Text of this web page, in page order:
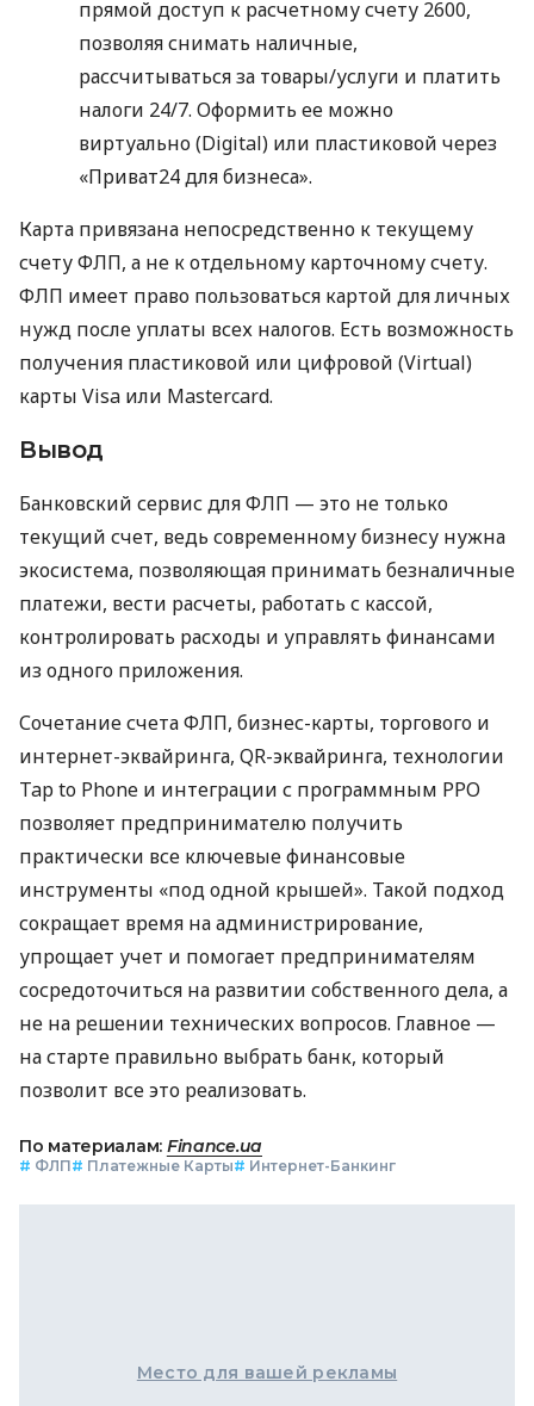
прямой доступ к расчетному счету 2600,
позволяя снимать наличные,
рассчитываться за товары/услуги и платить
налоги 24/7. Оформить ее можно
виртуально (Digital) или пластиковой через
«Приват24 для бизнеса».
Карта привязана непосредственно к текущему
счету ФЛП, а не к отдельному карточному счету.
ФЛП имеет право пользоваться картой для личных
нужд после уплаты всех налогов. Есть возможность
получения пластиковой или цифровой (Virtual)
карты Visa или Mastercard.
Вывод
Банковский сервис для ФЛП — это не только
текущий счет, ведь современному бизнесу нужна
экосистема, позволяющая принимать безналичные
платежи, вести расчеты, работать с кассой,
контролировать расходы и управлять финансами
из одного приложения.
Сочетание счета ФЛП, бизнес-карты, торгового и
интернет-эквайринга, QR-эквайринга, технологии
Tap to Phone и интеграции с программным РРО
позволяет предпринимателю получить
практически все ключевые финансовые
инструменты «под одной крышей». Такой подход
сокращает время на администрирование,
упрощает учет и помогает предпринимателям
сосредоточиться на развитии собственного дела, а
не на решении технических вопросов. Главное —
на старте правильно выбрать банк, который
позволит все это реализовать.
По материалам: Finance.ua
# ФЛП# Платежные Карты# Интернет-Банкинг
Место для вашей рекламы